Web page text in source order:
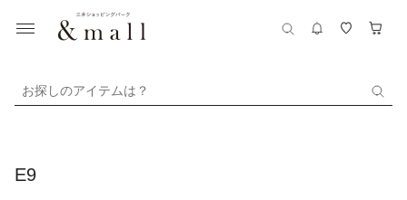
お探しのアイテムは？
E9